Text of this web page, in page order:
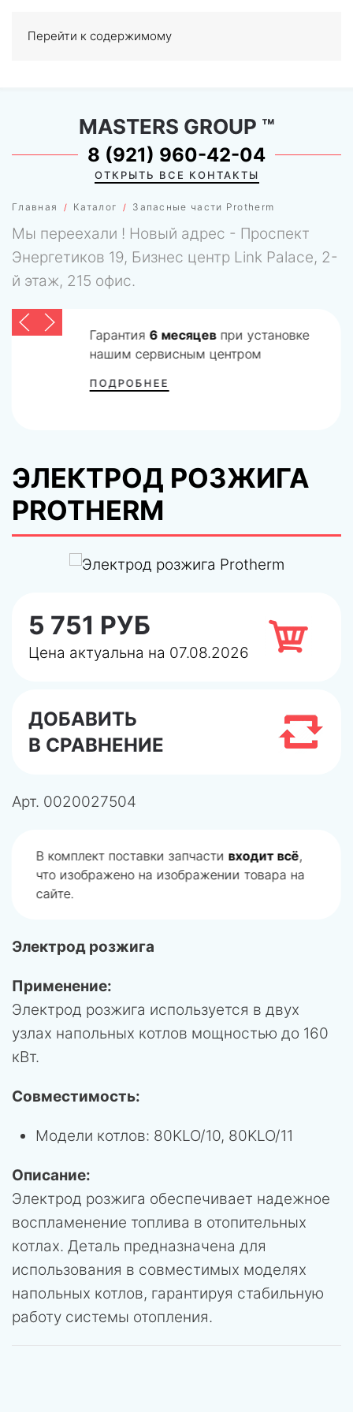
Перейти к содержимому
0
Главная Каталог Запасные части Protherm
MASTERS GROUP ™
8 (921) 960-42-04
ОТКРЫТЬ ВСЕ КОНТАКТЫ
Мы переехали ! Новый адрес - Проспект
Энергетиков 19, Бизнес центр Link Palace, 2-
й этаж, 215 офис.
Гарантия 6 месяцевпри установке
нашим сервисным центром
ПОДРОБНЕЕ
ЭЛЕКТРОД РОЗЖИГА
PROTHERM
5 751 РУБ
Цена актуальна на 07.08.2026
ДОБАВИТЬ
В СРАВНЕНИЕ
Арт. 0020027504
В комплект поставки запчастивходит всё,
что изображено на изображении товара на
сайте.
Электрод розжига
Применение:
Электрод розжига используется в двух
узлах напольных котлов мощностью до 160
кВт.
Совместимость:
Модели котлов: 80KLO/10, 80KLO/11
Описание:
Электрод розжига обеспечивает надежное
воспламенение топлива в отопительных
котлах. Деталь предназначена для
использования в совместимых моделях
напольных котлов, гарантируя стабильную
работу системы отопления.